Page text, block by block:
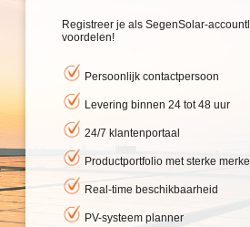
Registreer je als SegenSolar-
voordelen!
Persoonlijk contactpersoon
Levering binnen 24 tot 48 uur
24/7 klantenportaal
Productportfolio met sterke
Real-time beschikbaarheid
PV-systeem planner